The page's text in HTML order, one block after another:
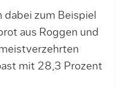
zum Beispiel
aus Roggen und
mit 28,3 Prozent